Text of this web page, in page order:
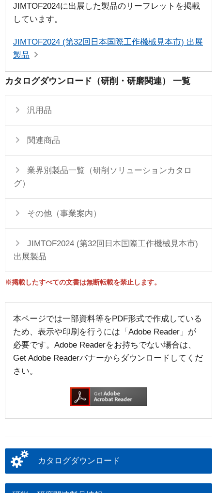
JIMTOF2024に出展した製品のリーフレットを掲載
しています。
JIMTOF2024 (第32回日本国際工作機械見本市) 出展
製品
カタログダウンロード（研削・研磨関連） 一覧
汎用品
関連商品
業界別製品一覧（研削ソリューションカタロ
グ）
その他（事業案内）
JIMTOF2024 (第32回日本国際工作機械見本市)
出展製品
※掲載したすべての文書は無断転載を禁止します。
本ページでは一部資料等をPDF形式で作成している
ため、表示や印刷を行うには「Adobe Reader」が
必要です。Adobe Readerをお持ちでない場合は、
Get Adobe Readerバナーからダウンロードしてくだ
さい。
カタログダウンロード